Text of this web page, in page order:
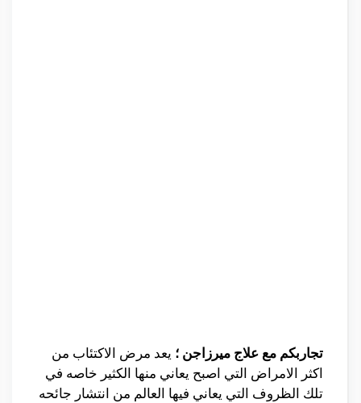
تجاربكم مع علاج ميرزاجن ؛ يعد مرض الاكتئاب من
اكثر الامراض التي اصبح يعاني منها الكثير خاصه في
تلك الظروف التي يعاني فيها العالم من انتشار جائحه